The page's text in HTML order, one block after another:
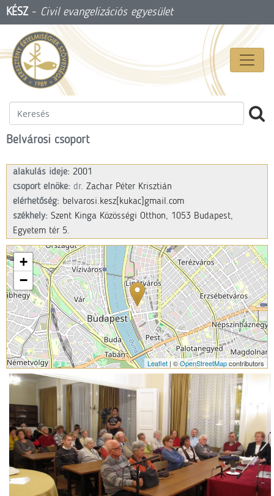
KÉSZ- Civil evangelizációs egyesület
Belvárosi csoport
alakulás ideje: 2001
csoport elnöke: dr. Zachar Péter Krisztián
elérhetőség: belvarosi.kesz [kukac] gmail.com
székhely: Szent Kinga Közösségi Otthon, 1053 Budapest,
Egyetem tér 5.
+
−
Leaflet| ©OpenStreetMapcontributors